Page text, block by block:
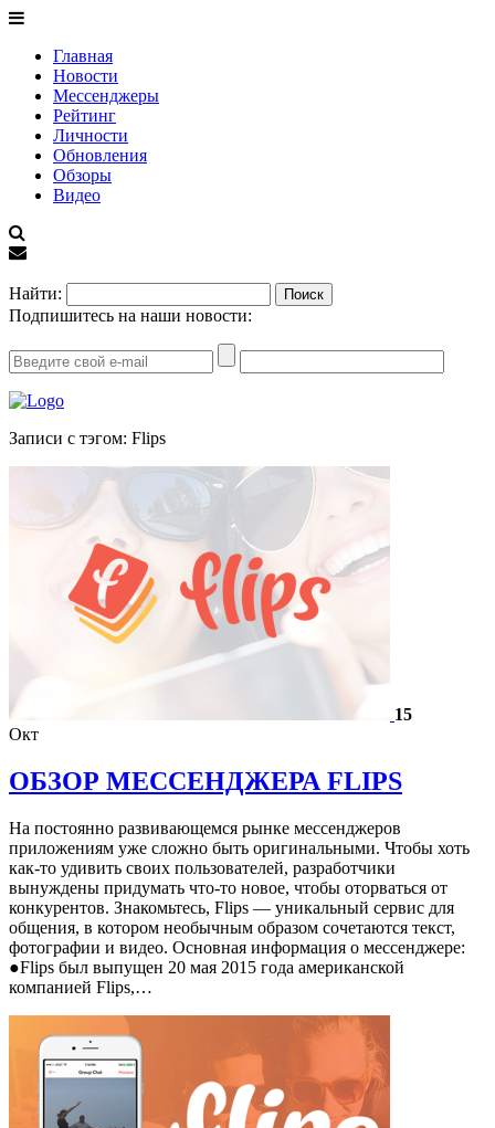
Главная
Новости
Мессенджеры
Рейтинг
Личности
Обновления
Обзоры
Видео
Найти:
Подпишитесь на наши новости:
Записи с тэгом: Flips
15
Окт
ОБЗОР МЕССЕНДЖЕРА FLIPS
На постоянно развивающемся рынке мессенджеров
приложениям уже сложно быть оригинальными. Чтобы хоть
как-то удивить своих пользователей, разработчики
вынуждены придумать что-то новое, чтобы оторваться от
конкурентов. Знакомьтесь, Flips — уникальный сервис для
общения, в котором необычным образом сочетаются текст,
фотографии и видео. Основная информация о мессенджере:
●Flips был выпущен 20 мая 2015 года американской
компанией Flips,…